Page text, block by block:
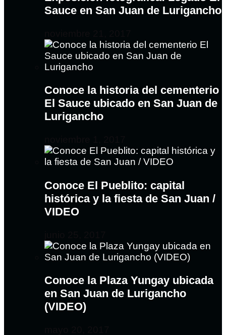
Sauce en San Juan de Lurigancho
Conoce la historia del cementerio
El Sauce ubicado en San Juan de
Lurigancho
Conoce El Pueblito: capital
histórica y la fiesta de San Juan /
VIDEO
Conoce la Plaza Yungay ubicada
en San Juan de Lurigancho
(VIDEO)